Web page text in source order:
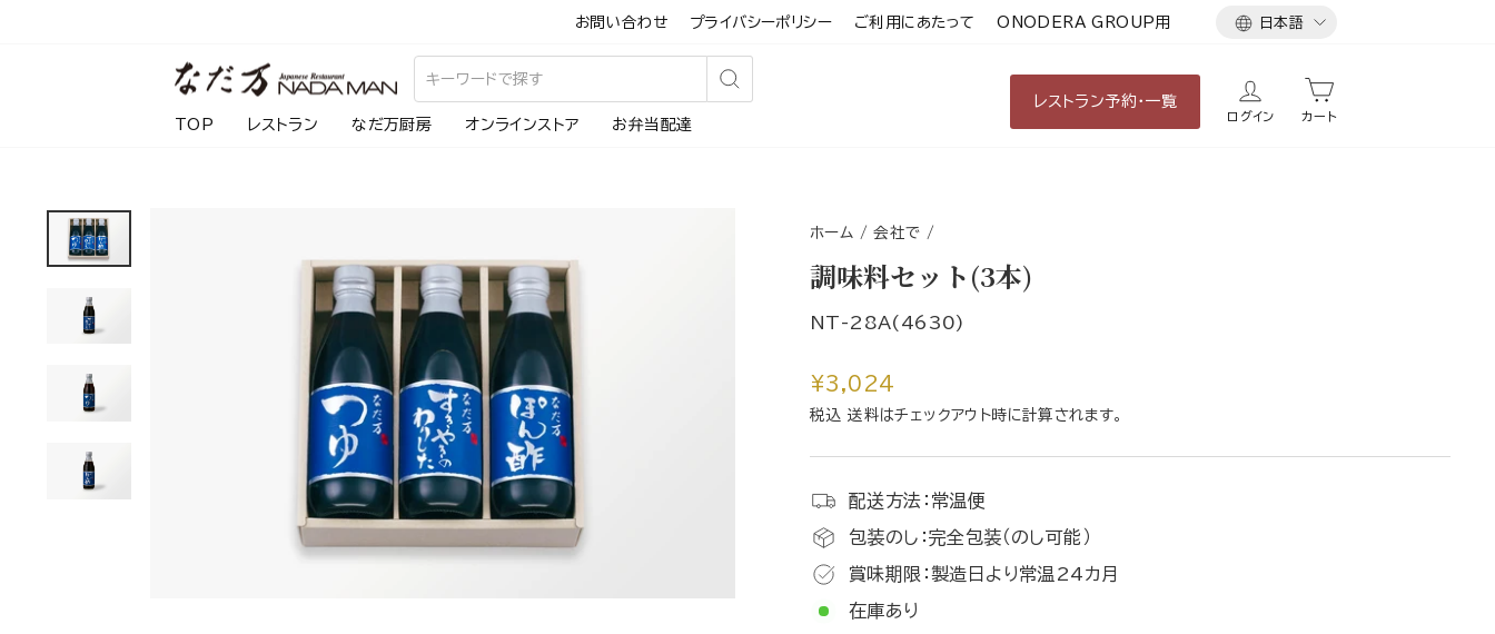
お問い合わせ プライバシーポリシー ご利用にあたって ONODERA GROUP用
言
日本語
検
TOP レストラン なだ万厨房 オンラインストア お弁当配達
レストラン予約・一覧
ログイン カート
ホーム / 会社で /
調味料セット(3本)
NT-28A(4630)
通
常
¥3,024
税込 送料はチェックアウト時に計算されます。
配送方法：常温便
包装のし：完全包装（のし可能）
賞味期限：製造日より常温24カ月
在庫あり